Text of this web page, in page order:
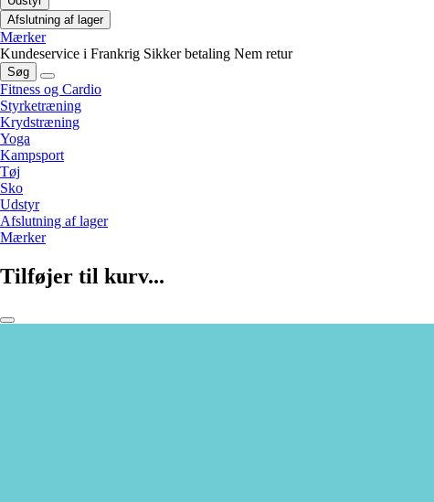
Afslutning af lager
Mærker
Kundeservice i Frankrig Sikker betaling Nem retur
Søg
Fitness og Cardio
Styrketræning
Krydstræning
Yoga
Kampsport
Tøj
Sko
Udstyr
Afslutning af lager
Mærker
Tilføjer til kurv...